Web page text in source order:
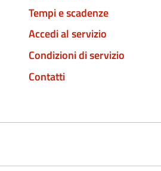
Tempi e scadenze
Accedi al servizio
Condizioni di servizio
Contatti